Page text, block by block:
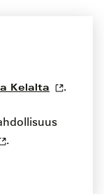
Kelalta .
.